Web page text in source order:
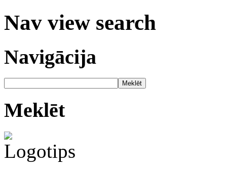
Nav view search
Navigācija
Meklēt
Meklēt